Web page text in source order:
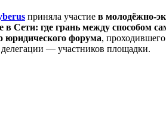
приняла участие в молодёжно-
в Сети: где грань между способом
юридического форума, проходившего
— участников площадки.